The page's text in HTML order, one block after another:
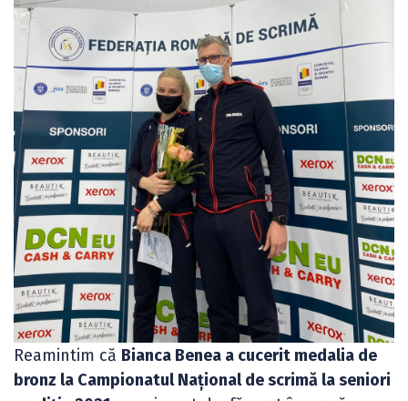
Reamintim că Bianca Benea a cucerit medalia de
bronz la Campionatul Național de scrimă la seniori